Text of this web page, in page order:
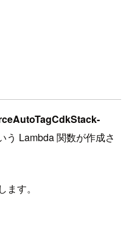
う Lambda 関数が作成さ
す。